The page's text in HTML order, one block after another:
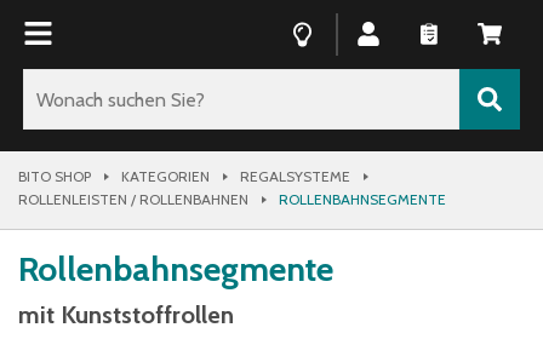
BITO SHOP KATEGORIEN
REGALSYSTEME
ROLLENLEISTEN / ROLLENBAHNEN
ROLLENBAHNSEGMENTE
Rollenbahnsegmente
mit Kunststoffrollen